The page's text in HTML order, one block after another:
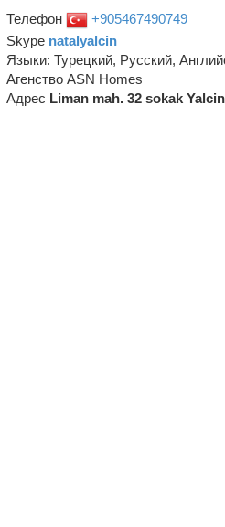
Телефон
+905467490749
Skype natalyalcin
Языки: Турецкий, Русский,
Агенство ASN Homes
Адрес Liman mah. 32 sokak